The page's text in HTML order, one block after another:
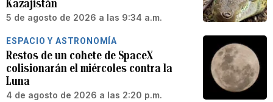
Kazajistán
5 de agosto de 2026 a las 9:34 a.m.
ESPACIO Y ASTRONOMÍA
Restos de un cohete de SpaceX
colisionarán el miércoles contra la
Luna
4 de agosto de 2026 a las 2:20 p.m.